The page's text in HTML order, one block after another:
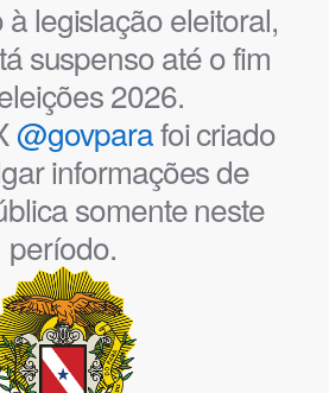
legislação eleitoral,
suspenso até o fim
2026.
@govparafoi criado
informações de
somente neste
período.